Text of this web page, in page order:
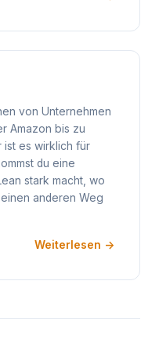
von Unternehmen
Amazon bis zu
ist es wirklich für
du eine
stark macht, wo
anderen Weg
Weiterlesen →